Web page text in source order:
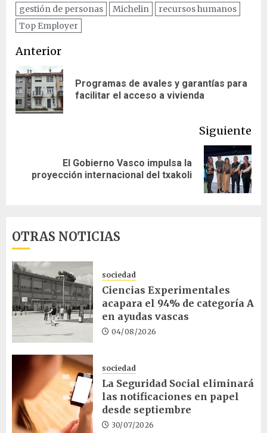
gestión de personas
Michelin
recursos humanos
Top Employer
Navegación
de
entradas
Anterior
Programas de avales y garantías para
facilitar el acceso a vivienda
Siguiente
Siguiente
entrada:
El Gobierno Vasco impulsa la
proyección internacional del txakoli
OTRAS NOTICIAS
sociedad
Ciencias Experimentales
acapara el 94% de categoría A
en ayudas vascas
04/08/2026
sociedad
La Seguridad Social eliminará
las notificaciones en papel
desde septiembre
30/07/2026